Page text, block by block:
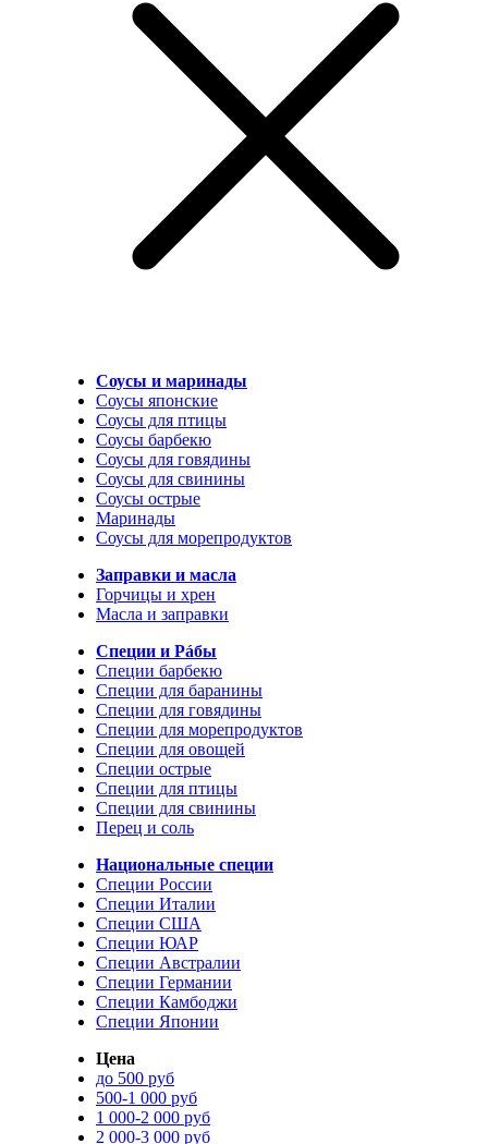
Соусы и маринады
Соусы японские
Соусы для птицы
Соусы барбекю
Соусы для говядины
Соусы для свинины
Соусы острые
Маринады
Соусы для морепродуктов
Заправки и масла
Горчицы и хрен
Масла и заправки
Специи и Рáбы
Специи барбекю
Специи для баранины
Специи для говядины
Специи для морепродуктов
Специи для овощей
Специи острые
Специи для птицы
Специи для свинины
Перец и соль
Национальные специи
Специи России
Специи Италии
Специи США
Специи ЮАР
Специи Австралии
Специи Германии
Специи Камбоджи
Специи Японии
Цена
до 500 руб
500-1 000 руб
1 000-2 000 руб
2 000-3 000 руб